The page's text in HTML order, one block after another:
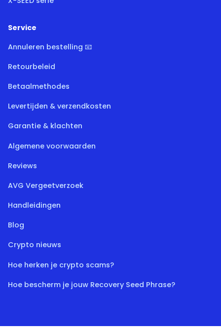
Service
Annuleren bestelling 📧
Retourbeleid
Betaalmethodes
Levertijden & verzendkosten
Garantie & klachten
Algemene voorwaarden
Reviews
AVG Vergeetverzoek
Handleidingen
Blog
Crypto nieuws
Hoe herken je crypto scams?
Hoe bescherm je jouw Recovery Seed Phrase?